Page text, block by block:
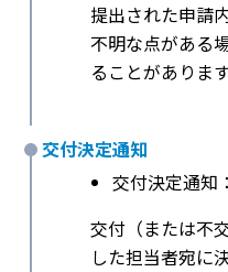
提出された申請
不明な点がある
ることがあります
交付決定通知
交付決定通知
交付（または不
した担当者宛に